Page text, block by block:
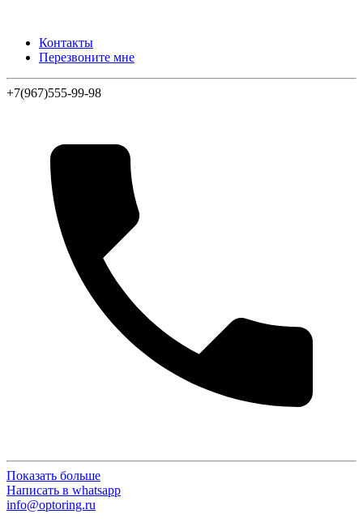
Контакты
Перезвоните мне
+7(967)555-99-98
Показать больше
Написать в whatsapp
info@optoring.ru